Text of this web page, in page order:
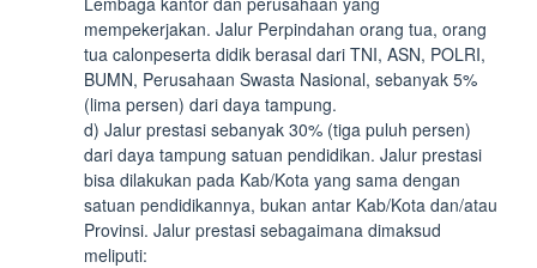
mempekerjakan. Jalur Perpindahan orang tua, orang
tua calonpeserta didik berasal dari TNI, ASN, POLRI,
BUMN, Perusahaan Swasta Nasional, sebanyak 5%
(lima persen) dari daya tampung.
d) Jalur prestasi sebanyak 30% (tiga puluh persen)
dari daya tampung satuan pendidikan. Jalur prestasi
bisa dilakukan pada Kab/Kota yang sama dengan
satuan pendidikannya, bukan antar Kab/Kota dan/atau
Provinsi. Jalur prestasi sebagaimana dimaksud
meliputi: